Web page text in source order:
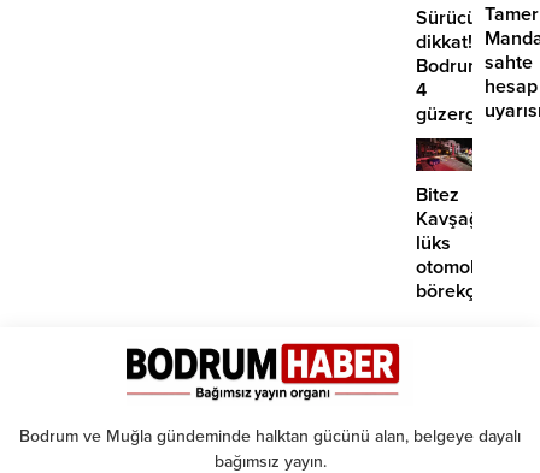
Sürücüler
dikkat!
Bodrum’da
4
güzergahta
EDS
başlıyor
Tamer
sahte
hesap
Bitez
Kavşağı’nda
lüks
otomobil
börekçiye
Bodrum ve Muğla gündeminde halktan gücünü alan, belgeye dayalı
bağımsız yayın.